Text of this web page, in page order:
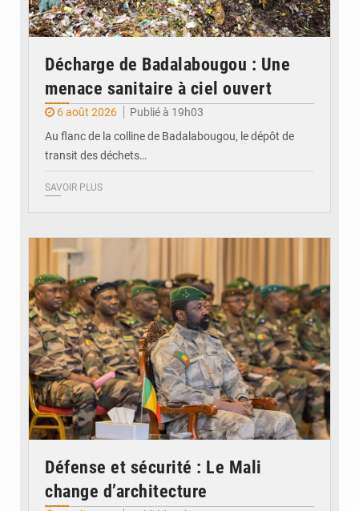
Décharge de Badalabougou : Une
menace sanitaire à ciel ouvert
6 août 2026
Publié à 19h03
Au flanc de la colline de Badalabougou, le dépôt de
transit des déchets…
SAVOIR PLUS
© JDM
Défense et sécurité : Le Mali
change d’architecture